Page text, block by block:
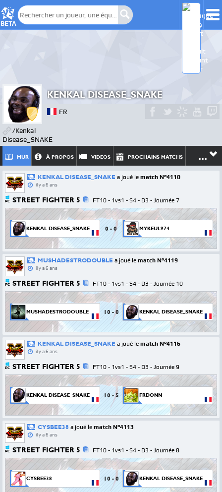
BETA
KENKAL DISEASE_SNAKE
/Kenkal
Disease_SNAKE
FR
MUR À PROPOS VIDEOS PROCHAINS MATCHS ...
KENKAL DISEASE_SNAKE a joué le match N°4110
il y a 6 ans
PC STREET FIGHTER 5 FT10 - 1vs1 - S4 - D3 - Journée 7
KENKAL DISEASE_SNAKE 0 - 0 MYKEUL974
MUSHADESTRODOUBLE a joué le match N°4119
il y a 6 ans
PC STREET FIGHTER 5 FT10 - 1vs1 - S4 - D3 - Journée 10
MUSHADESTRODOUBLE 10-0 KENKAL DISEASE_SNAKE
KENKAL DISEASE_SNAKE a joué le match N°4116
il y a 6 ans
PC STREET FIGHTER 5 FT10 - 1vs1 - S4 - D3 - Journée 9
KENKAL DISEASE_SNAKE 10-5 FRDONN
CYSBEE38 a joué le match N°4113
il y a 6 ans
PC STREET FIGHTER 5 FT10 - 1vs1 - S4 - D3 - Journée 8
CYSBEE38 10-0 KENKAL DISEASE_SNAKE